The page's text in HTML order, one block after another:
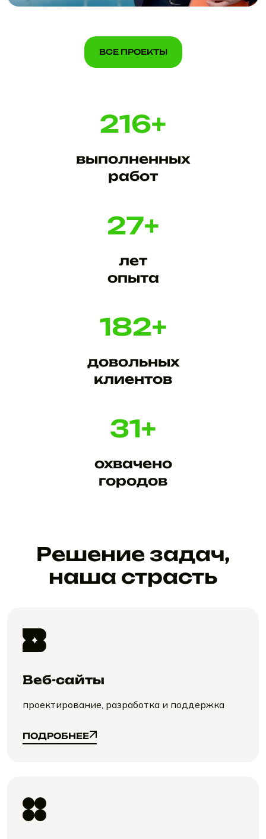
ВСЕ ПРОЕКТЫ
216+
выполненных
работ
27+
лет
опыта
182+
довольных
клиентов
31+
охвачено
городов
Решение задач,
наша страсть
Веб-сайты
проектирование, разработка и поддержка
ПОДРОБНЕЕ
ПОДРОБНЕЕ